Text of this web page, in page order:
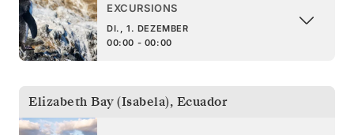
EXCURSIONS
DI., 1. DEZEMBER
00:00 - 00:00
Elizabeth Bay (Isabela), Ecuador